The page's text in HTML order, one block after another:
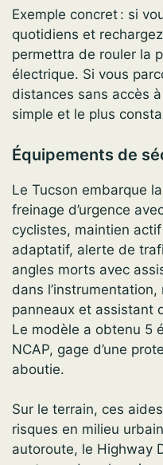
Exemple concret : si
quotidiens et
permettra de rouler la
électrique. Si vous
distances sans accès
simple et le plus
Équipements de
Le Tucson embarque
freinage d’urgence
cyclistes, maintien
adaptatif, alerte de
angles morts avec
dans
panneaux et assistant
Le modèle a obtenu 5
NCAP, gage d’une
aboutie.
Sur le terrain, ces
risques en milieu
autoroute, le Highway